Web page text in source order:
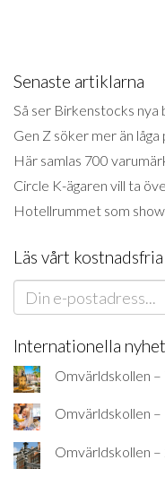
Senaste artiklarna
Så ser Birkenstocks nya
Gen Z söker mer än låga
Här samlas 700
Circle K-ägaren vill ta
Hotellrummet som
Läs vårt
Internationella
Omvärldskollen –
Omvärldskollen –
Omvärldskollen